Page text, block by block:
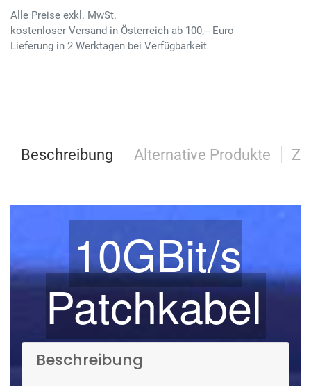
Alle Preise exkl. MwSt.
kostenloser Versand in Österreich ab 100,-- Euro
Lieferung in 2 Werktagen bei Verfügbarkeit
Beschreibung Alternative Produkte
10GBit/s
Patchkabel
Beschreibung